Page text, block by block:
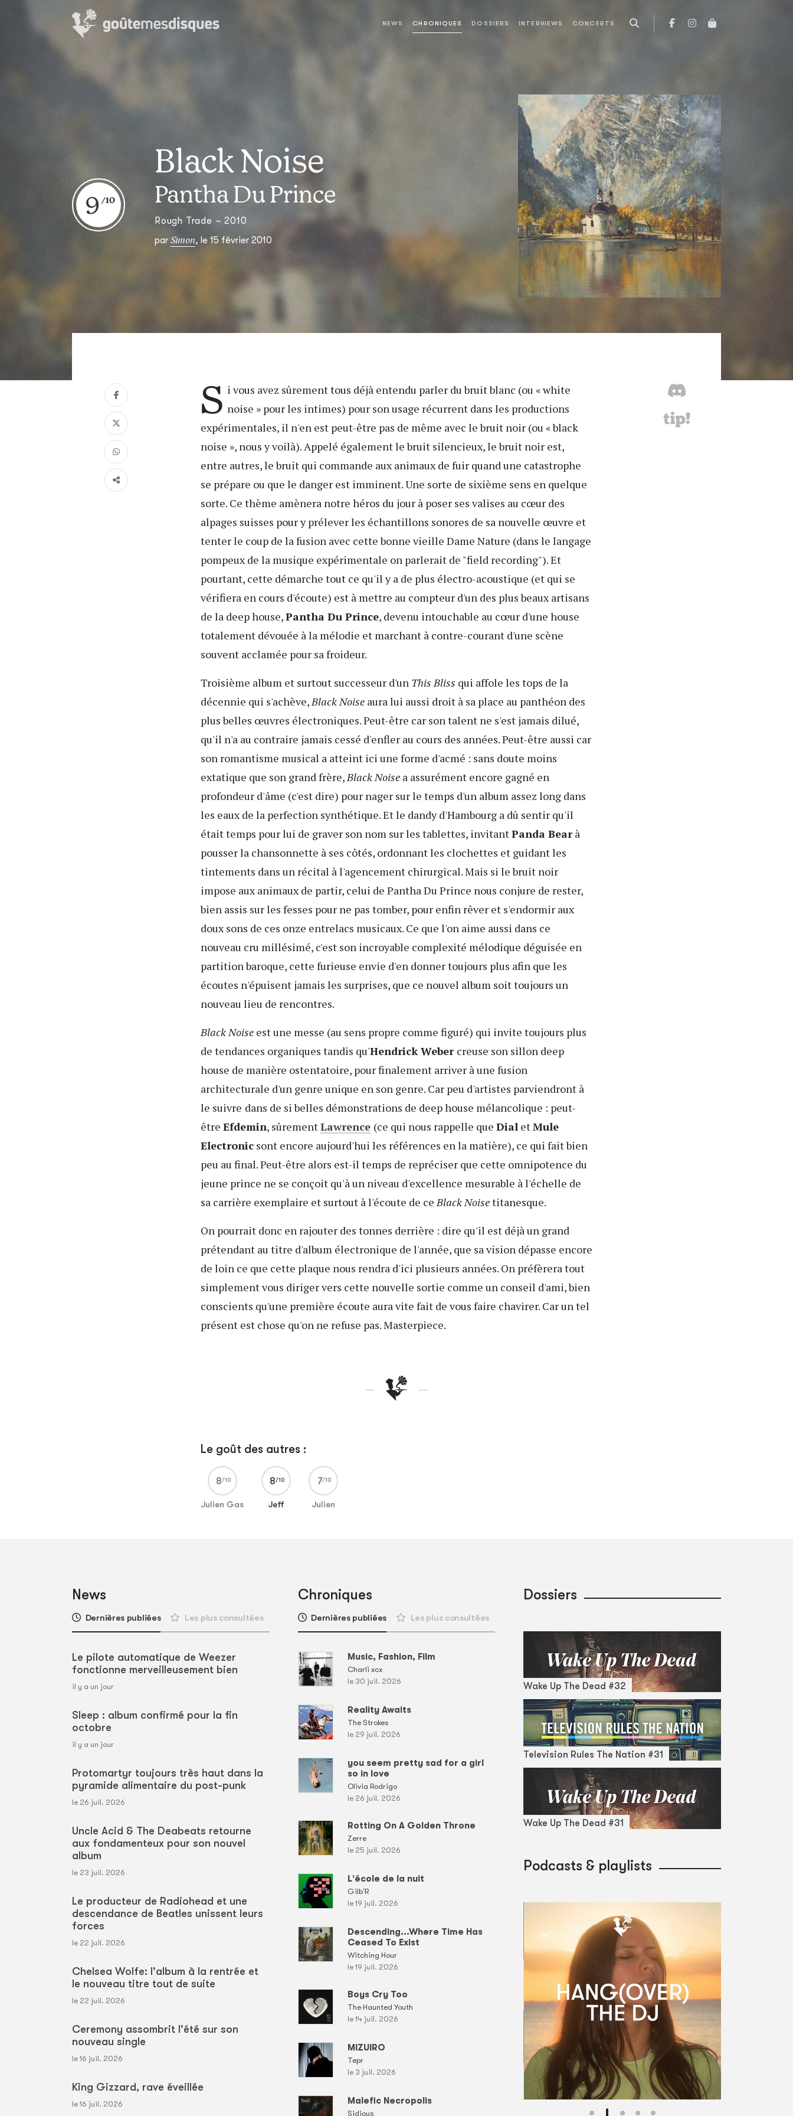
NEWS CHRONIQUES DOSSIERS INTERVIEWS CONCERTS
Black Noise
Pantha Du Prince
Rough Trade – 2010
parSimon,le 15 février 2010
9
S i vous avez sûrement tous déjà entendu parler du bruit blanc (ou « white
noise » pour les intimes) pour son usage récurrent dans les productions
expérimentales, il n'en est peut-être pas de même avec le bruit noir (ou « black
noise », nous y voilà). Appelé également le bruit silencieux, le bruit noir est,
entre autres, le bruit qui commande aux animaux de fuir quand une catastrophe
se prépare ou que le danger est imminent. Une sorte de sixième sens en quelque
sorte. Ce thème amènera notre héros du jour à poser ses valises au cœur des
alpages suisses pour y prélever les échantillons sonores de sa nouvelle œuvre et
tenter le coup de la fusion avec cette bonne vieille Dame Nature (dans le langage
pompeux de la musique expérimentale on parlerait de "field recording"). Et
pourtant, cette démarche tout ce qu'il y a de plus électro-acoustique (et qui se
vérifiera en cours d'écoute) est à mettre au compteur d'un des plus beaux artisans
de la deep house,Pantha Du Prince, devenu intouchable au cœur d'une house
totalement dévouée à la mélodie et marchant à contre-courant d'une scène
souvent acclamée pour sa froideur.
Troisième album et surtout successeur d'un This Bliss qui affole les tops de la
décennie qui s'achève, Black Noise aura lui aussi droit à sa place au panthéon des
plus belles œuvres électroniques. Peut-être car son talent ne s'est jamais dilué,
qu'il n'a au contraire jamais cessé d'enfler au cours des années. Peut-être aussi car
son romantisme musical a atteint ici une forme d'acmé : sans doute moins
extatique que son grand frère, Black Noise a assurément encore gagné en
profondeur d'âme (c'est dire) pour nager sur le temps d'un album assez long dans
les eaux de la perfection synthétique. Et le dandy d'Hambourg a dû sentir qu'il
était temps pour lui de graver son nom sur les tablettes, invitantPanda Bearà
pousser la chansonnette à ses côtés, ordonnant les clochettes et guidant les
tintements dans un récital à l'agencement chirurgical. Mais si le bruit noir
impose aux animaux de partir, celui de Pantha Du Prince nous conjure de rester,
bien assis sur les fesses pour ne pas tomber, pour enfin rêver et s'endormir aux
doux sons de ces onze entrelacs musicaux. Ce que l'on aime aussi dans ce
nouveau cru millésimé, c'est son incroyable complexité mélodique déguisée en
partition baroque, cette furieuse envie d'en donner toujours plus afin que les
écoutes n'épuisent jamais les surprises, que ce nouvel album soit toujours un
nouveau lieu de rencontres.
Black Noise est une messe (au sens propre comme figuré) qui invite toujours plus
de tendances organiques tandis qu'Hendrick Weber creuse son sillon deep
house de manière ostentatoire, pour finalement arriver à une fusion
architecturale d'un genre unique en son genre. Car peu d'artistes parviendront à
le suivre dans de si belles démonstrations de deep house mélancolique : peut-
être Efdemin, sûrementLawrence (ce qui nous rappelle que Dial etMule
Electronic sont encore aujourd'hui les références en la matière), ce qui fait bien
peu au final. Peut-être alors est-il temps de repréciser que cette omnipotence du
jeune prince ne se conçoit qu'à un niveau d'excellence mesurable à l'échelle de
sa carrière exemplaire et surtout à l'écoute de ce Black Noisetitanesque.
On pourrait donc en rajouter des tonnes derrière : dire qu'il est déjà un grand
prétendant au titre d'album électronique de l'année, que sa vision dépasse encore
de loin ce que cette plaque nous rendra d'ici plusieurs années. On préfèrera tout
simplement vous diriger vers cette nouvelle sortie comme un conseil d'ami, bien
conscients qu'une première écoute aura vite fait de vous faire chavirer. Car un tel
présent est chose qu'on ne refuse pas. Masterpiece.
Le goût des autres :
8
Julien Gas
8
Jeff
7
Julien
News
Dernières publiées Les plus consultées
Le pilote automatique de Weezer
fonctionne merveilleusement bien
il y a un jour
Sleep : album confirmé pour la fin
octobre
il y a un jour
Protomartyr toujours très haut dans la
pyramide alimentaire du post-punk
le 26 juil. 2026
Uncle Acid & The Deabeats retourne
aux fondamenteux pour son nouvel
album
le 23 juil. 2026
Le producteur de Radiohead et une
descendance de Beatles unissent leurs
forces
le 22 juil. 2026
Chelsea Wolfe: l'album à la rentrée et
le nouveau titre tout de suite
le 22 juil. 2026
Ceremony assombrit l'été sur son
nouveau single
le 16 juil. 2026
King Gizzard, rave éveillée
le 16 juil. 2026
Chroniques
Dernières publiées Les plus consultées
Music, Fashion, Film
Charli xcx
le 30 juil. 2026
Reality Awaits
The Strokes
le 29 juil. 2026
you seem pretty sad for a girl
so in love
Olivia Rodrigo
le 26 juil. 2026
Rotting On A Golden Throne
Zerre
le 25 juil. 2026
L'école de la nuit
Gilb'R
le 19 juil. 2026
Descending...Where Time Has
Ceased To Exist
Witching Hour
le 19 juil. 2026
Boys Cry Too
The Haunted Youth
le 14 juil. 2026
MIZUIRO
Tepr
le 3 juil. 2026
Malefic Necropolis
Sidious
Dossiers
Wake Up The Dead #32
Television Rules The Nation #31
Wake Up The Dead #31
Podcasts & playlists